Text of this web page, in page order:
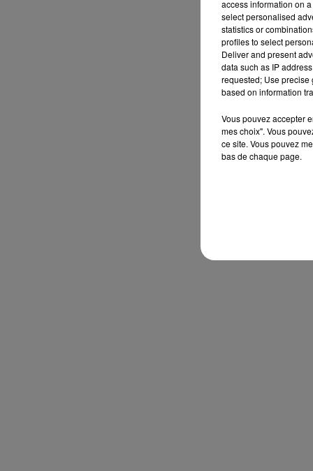
access information on
select personalised
statistics or
profiles to select
Deliver and present
data such as IP
requested; Use precise
based on information
Vous pouvez accepter
mes choix". Vous
ce site. Vous pouvez
bas de chaque page.